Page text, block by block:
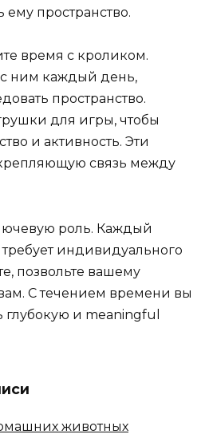
ему пространство.
время с кроликом.
с ним каждый день,
пространство.
для игры, чтобы
и активность. Эти
связь между
роль. Каждый
индивидуального
позвольте вашему
С течением времени вы
глубокую и meaningful
животных